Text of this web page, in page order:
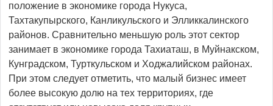
положение в экономике города Нукуса,
Тахтакупырского, Канликульского и Элликкалинского
районов. Сравнительно меньшую роль этот сектор
занимает в экономике города Тахиаташ, в Муйнакском,
Кунградском, Турткульском и Ходжалийском районах.
При этом следует отметить, что малый бизнес имеет
более высокую долю на тех территориях, где